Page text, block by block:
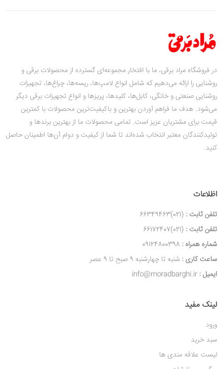
در فروشگاه مراد برقی، ما با افتخار مجموعه‌ای گسترده از محصولات برقی و
روشنایی را ارائه می‌دهیم که شامل انواع لامپ‌ها، ریسه‌ها، چراغ‌ها، تجهیزات
روشنایی صنعتی و خانگی، کابل‌ها، کلیدها، پریزها و انواع تجهیزات برقی دیگر
می‌شود. هدف ما فراهم آوردن بهترین و باکیفیت‌ترین محصولات با کمترین
قیمت‌ برای مشتریان عزیز است. تمامی محصولات ما از بهترین برندها و
تولیدکنندگان معتبر انتخاب شده‌اند تا شما از کیفیت و دوام آن‌ها اطمینان حاصل
کنید.
اظلاعات
تلفن ثابت : (021)66349463
تلفن ثابت : (021)66172407
شماره همراه : 09124800398
ساعت کاری : شنبه تا چهارشنبه 9 صبح تا 9 عصر
ایمیل : info@moradbarghi.ir
لینک مفید
ورود
سبد خرید
لیست علاقه مندی ها